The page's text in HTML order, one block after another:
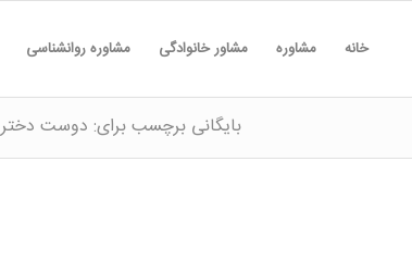
خانه مشاوره مشاور خانوادگی مشاوره روانشناسی
بایگانی برچسب برای: دوست دختر